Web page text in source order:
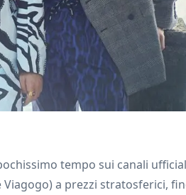
tempo sui canali
a prezzi stratosferici,